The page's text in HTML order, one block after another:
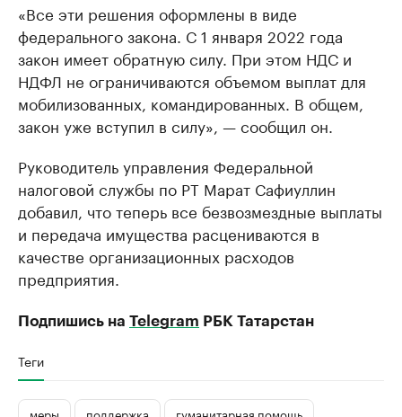
«Все эти решения оформлены в виде
федерального закона. С 1 января 2022 года
закон имеет обратную силу. При этом НДС и
НДФЛ не ограничиваются объемом выплат для
мобилизованных, командированных. В общем,
закон уже вступил в силу», — сообщил он.
Руководитель управления Федеральной
налоговой службы по РТ Марат Сафиуллин
добавил, что теперь все безвозмездные выплаты
и передача имущества расцениваются в
качестве организационных расходов
предприятия.
Подпишись на Telegram РБК Татарстан
Теги
меры поддержка
гуманитарная помощь